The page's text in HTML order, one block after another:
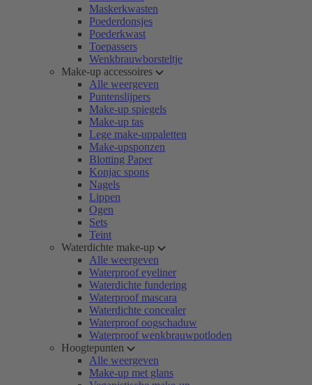
Maskerkwasten
Poederdonsjes
Poederkwast
Toepassers
Wenkbrauwborsteltje
Make-up accessoires
Alle weergeven
Puntenslijpers
Make-up spiegels
Make-up tas
Lege make-uppaletten
Make-upsponzen
Blotting Paper
Konjac spons
Nagels
Lippen
Ogen
Sets
Teint
Waterdichte make-up
Alle weergeven
Waterproof eyeliner
Waterdichte fundering
Waterproof mascara
Waterdichte concealer
Waterproof oogschaduw
Waterproof wenkbrauwpotloden
Hoogtepunten
Alle weergeven
Make-up met glans